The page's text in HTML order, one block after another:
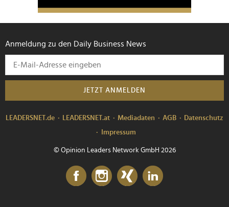
Anmeldung zu den Daily Business News
JETZT ANMELDEN
LEADERSNET.de LEADERSNET.at Mediadaten AGB
Datenschutz
Impressum
© Opinion Leaders Network GmbH 2026